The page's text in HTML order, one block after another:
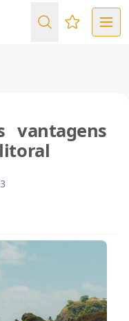
Favoritos
vantagens